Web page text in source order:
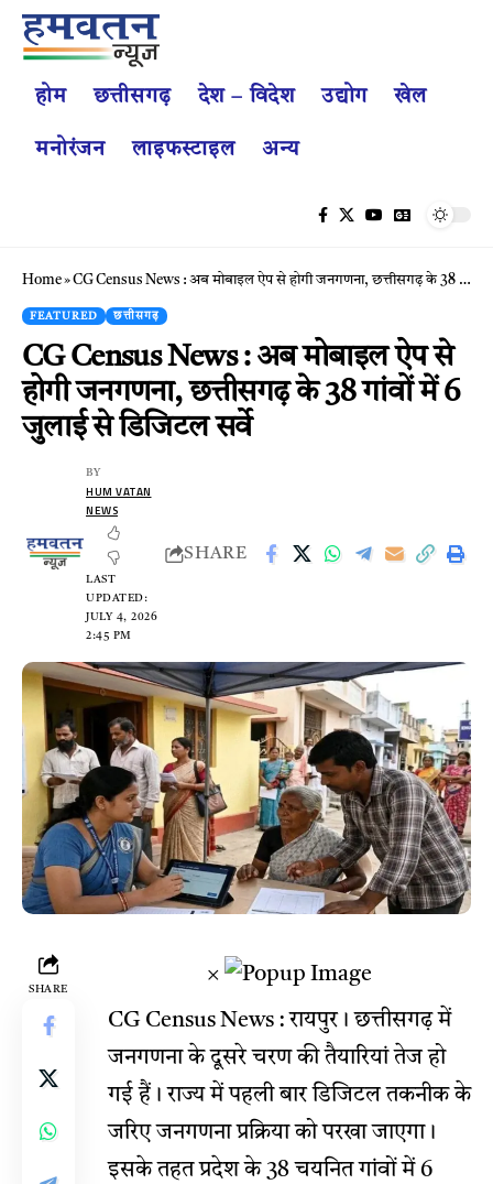
होम छत्तीसगढ़ देश – विदेश उद्योग खेल
मनोरंजन लाइफस्टाइल अन्य
Home»CG Census News : अब मोबाइल ऐप से होगी जनगणना, छत्तीसगढ़ के 38 गांवों में 6 जुलाई से डिजिटल सर्वे
FEATURED छत्तीसगढ़
CG Census News : अब मोबाइल ऐप से
होगी जनगणना, छत्तीसगढ़ के 38 गांवों में 6
जुलाई से डिजिटल सर्वे
LAST
UPDATED:
JULY 4, 2026
2:45 PM
BY
HUM VATAN
NEWS
SHARE
SHARE
×
CG Census News : रायपुर। छत्तीसगढ़ में
जनगणना के दूसरे चरण की तैयारियां तेज हो
गई हैं। राज्य में पहली बार डिजिटल तकनीक के
जरिए जनगणना प्रक्रिया को परखा जाएगा।
इसके तहत प्रदेश के 38 चयनित गांवों में 6